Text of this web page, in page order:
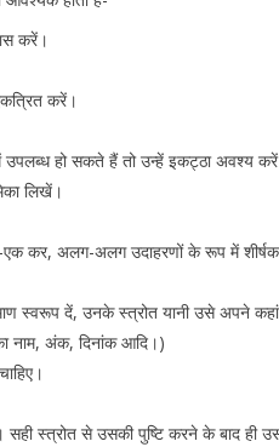
करें।
करें।
उपलब्ध हो सकते हैं तो उन्हें इकट्ठा अवश्य
लिखें।
कर, अलग-अलग उदाहरणों के रूप में
स्वरूप दें, उनके स्त्रोत यानी उसे अपने
नाम, अंक, दिनांक आदि।)
स्त्रोत से उसकी पुष्टि करने के बाद ही